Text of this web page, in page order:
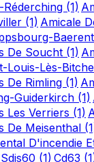
Réderching (1)
(1) Amicale
De Soucht (1)
Louis-Lès-Bitche
De Rimling (1)
Guiderkirch (1)
Les Verriers (1)
De Meisenthal
D'incendie
Sdis60 (1) Cd63